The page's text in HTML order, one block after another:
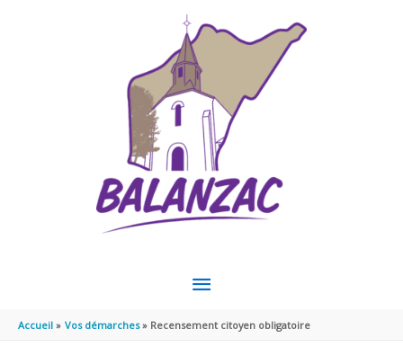
MENU
PRINCIPAL
Accueil Vos démarches Recensement citoyen obligatoire